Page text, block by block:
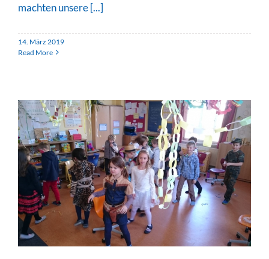
machten unsere [...]
14. März 2019
Read More